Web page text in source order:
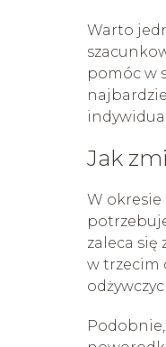
Warto
pomóc w
Jak
W okresie
zaleca się
w trzecim